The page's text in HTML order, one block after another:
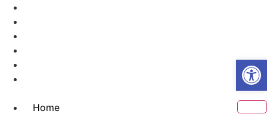
Abrir
para
conteúdo
Home